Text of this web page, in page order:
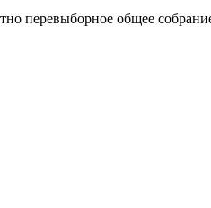
перевыборное общее